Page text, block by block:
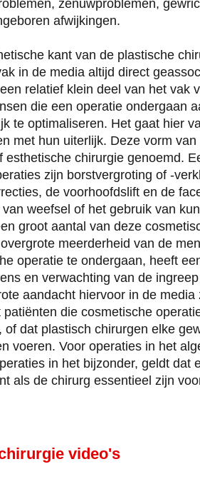
zenuwproblemen,
afwijkingen.
kant van de plastische
in de media altijd direct
relatief klein deel van het vak
die een operatie ondergaan
te optimaliseren. Het gaat hier
met hun uiterlijk. Deze vorm
esthetische chirurgie genoemd.
zijn borstvergroting of -
de voorhoofdslift en de
weefsel of het gebruik van
groot aantal van deze
meerderheid van de
operatie te ondergaan, heeft
en verwachting van de
aandacht hiervoor in de
patiënten die cosmetische
of dat plastisch chirurgen elke
voeren. Voor operaties in het
in het bijzonder, geldt dat
als de chirurg essentieel zijn
video's